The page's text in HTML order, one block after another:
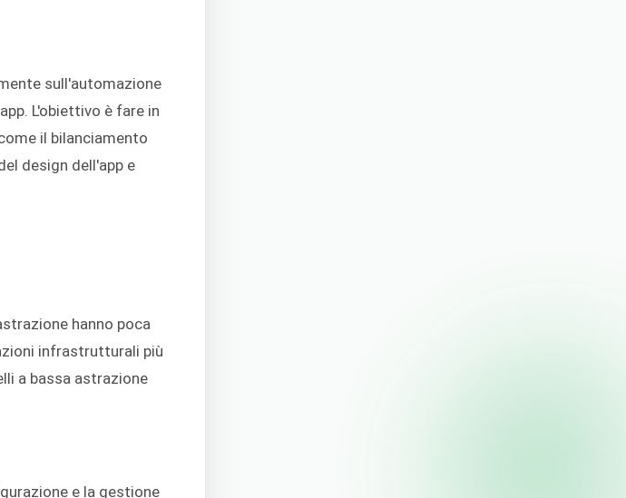
sull'automazione
L'obiettivo è fare in
il bilanciamento
design dell'app e
hanno poca
infrastrutturali più
a bassa astrazione
e la gestione